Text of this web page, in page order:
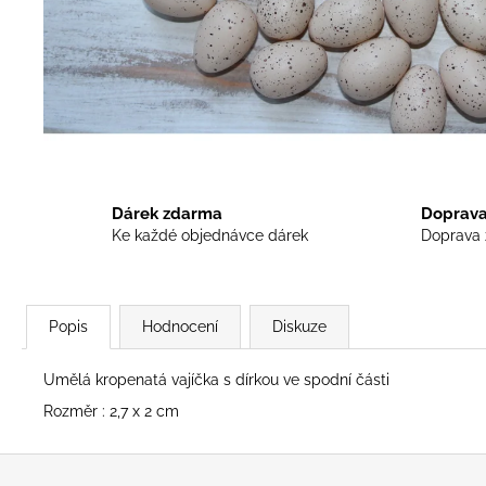
Dárek zdarma
Ke každé objednávce dárek
Popis Hodnocení Diskuze
Umělá kropenatá vajíčka s dírkou ve spodní části
Rozměr : 2,7 x 2 cm
UMĚLÉ MACEŠKY VYPADAJÍ JAKO
ŽIVÉ
45 Kč
Z